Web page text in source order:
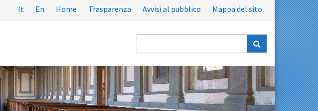
It En Home Trasparenza Avvisi al pubblico Mappa del sito
nel
sito: